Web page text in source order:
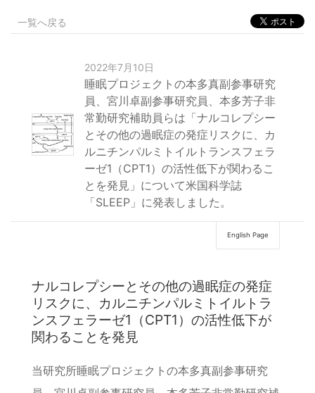
一覧へ戻る
2022年7月10日
睡眠プロジェクトの本多真副参事研究
員、宮川卓副参事研究員、本多芳子非
常勤研究補助員らは「ナルコレプシー
とその他の過眠症の発症リスクに、カ
ルニチンパルミトイルトランスフェラ
ーゼ1（CPT1）の活性低下が関わるこ
とを発見」について米国科学誌
「SLEEP」に発表しました。
English Page
ナルコレプシーとその他の過眠症の発症
リスクに、カルニチンパルミトイルトラ
ンスフェラーゼ1（CPT1）の活性低下が
関わることを発見
当研究所睡眠プロジェクトの本多真副参事研究